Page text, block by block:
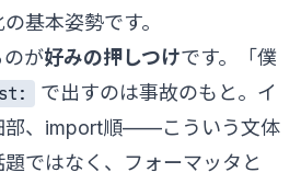
基本姿勢です。
のが好みの押しつけです。「僕
で出すのは事故のもと。イ
部、import順——こういう文体
ではなく、フォーマッタと